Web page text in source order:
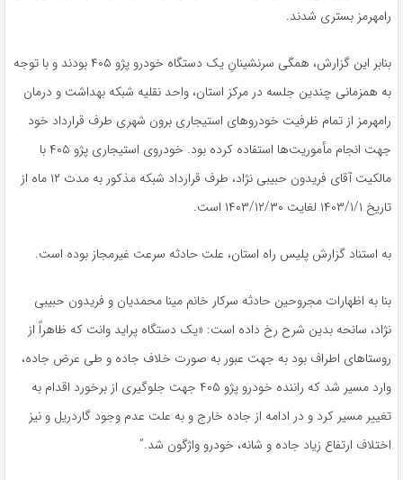
رامهرمز بستری شدند.
بنابر
این گزارش، همگی سرنشینانِ یک دستگاه خودرو پژو ۴۰۵ بودند و با توجه
به همزمانی چندین جلسه در مرکز استان، واحد نقلیه شبکه بهداشت و درمان
رامهرمز از تمام ظرفیت خودروهای استیجاری برون شهری طرف قرارداد خود
جهت انجام مأموریت‌ها استفاده کرده بود. خودروی استیجاری پژو ۴۰۵ با
مالکیت آقای فریدون حبیبی نژاد، طرف قرارداد شبکه مذکور به مدت ۱۲ ماه از
تاریخ ۱۴۰۳/۱/۱ لغایت ۱۴۰۳/۱۲/۳۰ است.
به استناد گزارش پلیس راه استان، علت حادثه سرعت غیرمجاز بوده است.
بنا به اظهارات مجروحین حادثه سرکار خانم مینا محمدیان و فریدون حبیبی
نژاد، سانحه بدین شرح رخ داده است: «یک دستگاه پراید وانت که ظاهراً از
روستاهای اطراف بود به جهت عبور به صورت خلاف جاده و طی عرض جاده،
وارد مسیر شد که راننده خودرو پژو ۴۰۵ جهت جلوگیری از برخورد اقدام به
تغییر مسیر کرد و در ادامه از جاده خارج و به علت عدم وجود گاردریل و نیز
اختلاف ارتفاع زیاد جاده و شانه، خودرو واژگون شد.”